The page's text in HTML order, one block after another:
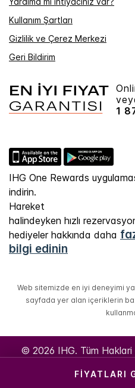
FIYATLARI
Kullanım Şartları
Gizlilik ve Çerez Merkezi
Geri Bildirim
1
IHG One Rewards
indirin.
Hareket
halindeyken hızlı
hediyeler hakkında daha
bilgi edinin
Web sitemizde en iyi deneyimi
sayfada yer alan içeriklerin
© 2026 IHG. Tüm Haklari